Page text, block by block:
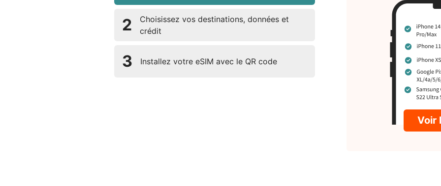
2
Choisissez vos destinations, données et
crédit
3 Installez votre eSIM avec le QR code
Voir